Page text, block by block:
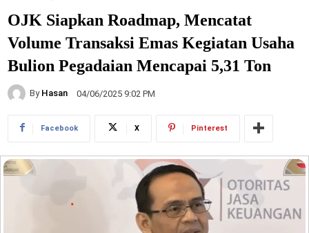
OJK Siapkan Roadmap, Mencatat
Volume Transaksi Emas Kegiatan Usaha
Bulion Pegadaian Mencapai 5,31 Ton
By Hasan 04/06/2025 9:02 PM
Facebook X Pinterest